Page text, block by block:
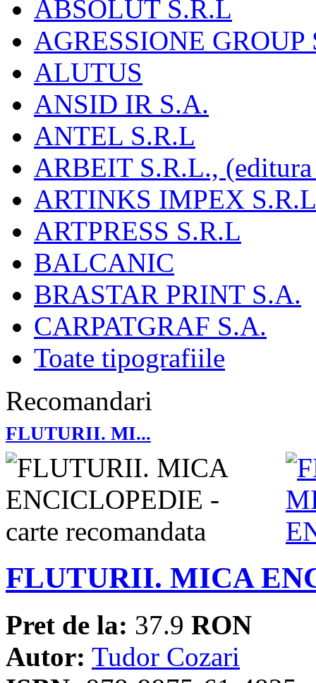
ABSOLUT S.R.L
AGRESSIONE GROUP
ALUTUS
ANSID IR S.A.
ANTEL S.R.L
ARBEIT S.R.L.,
ARTINKS IMPEX
ARTPRESS S.R.L
BALCANIC
BRASTAR PRINT S.A.
CARPATGRAF S.A.
Toate tipografiile
Recomandari
FLUTURII. MI...
FLUTURII. MICA
Pret de la: 37.9 RON
Autor: Tudor Cozari